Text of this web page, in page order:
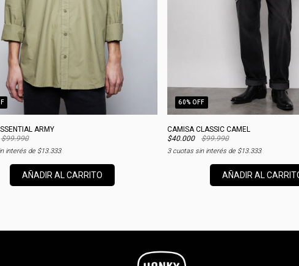
ARMY
$99.990
interés de $13.333
AÑADIR AL CARRITO
60% OFF
CAMISA CLASSIC CAMEL
$40.000
$99.990
3cuotas sin interés de $13.333
AÑADIR AL